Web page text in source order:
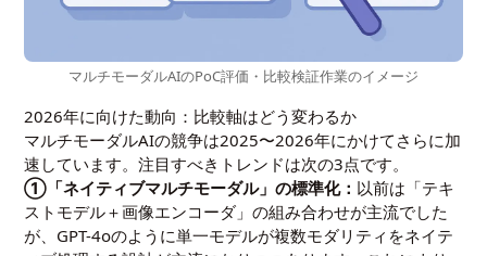
マルチモーダルAIのPoC評価・比較検証作業のイメージ
2026年に向けた動向：比較軸はどう変わるか
マルチモーダルAIの競争は2025〜2026年にかけてさらに加
速しています。注目すべきトレンドは次の3点です。
①「ネイティブマルチモーダル」の標準化： 以前は「テキ
ストモデル＋画像エンコーダ」の組み合わせが主流でした
が、GPT-4oのように単一モデルが複数モダリティをネイテ